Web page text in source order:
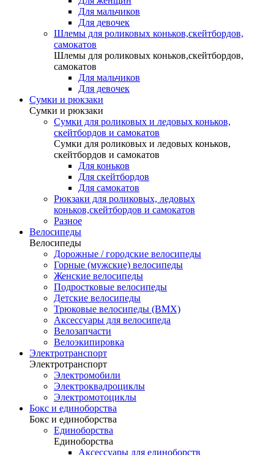
Для мальчиков
Для девочек
Шлемы для роликовых коньков,скейтбордов,
самокатов
Шлемы для роликовых коньков,скейтбордов,
самокатов
Для мальчиков
Для девочек
Сумки и рюкзаки
Сумки и рюкзаки
Сумки для роликовых и ледовых коньков,
скейтбордов и самокатов
Сумки для роликовых и ледовых коньков,
скейтбордов и самокатов
Для коньков
Для скейтбордов
Для самокатов
Рюкзаки для роликовых, ледовых
коньков,скейтбордов и самокатов
Разное
Велосипеды
Велосипеды
Дорожные / городские велосипеды
Горные (мужские) велосипеды
Женские велосипеды
Подростковые велосипеды
Детские велосипеды
Трюковые велосипеды (BMX)
Аксессуары для велосипеда
Велозапчасти
Велоэкипировка
Электротранспорт
Электротранспорт
Электромобили
Электроквадроциклы
Электромотоциклы
Бокс и единоборства
Бокс и единоборства
Единоборства
Единоборства
Аксессуары для единоборств